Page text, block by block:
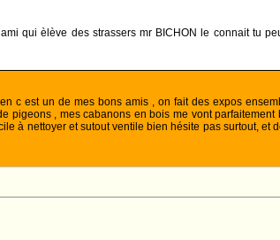
qui èlève des strassers mr BICHON le connait tu
c est un de mes bons amis , on fait des expos
pigeons , mes cabanons en bois me vont
à nettoyer et sutout ventile bien hésite pas surtout,